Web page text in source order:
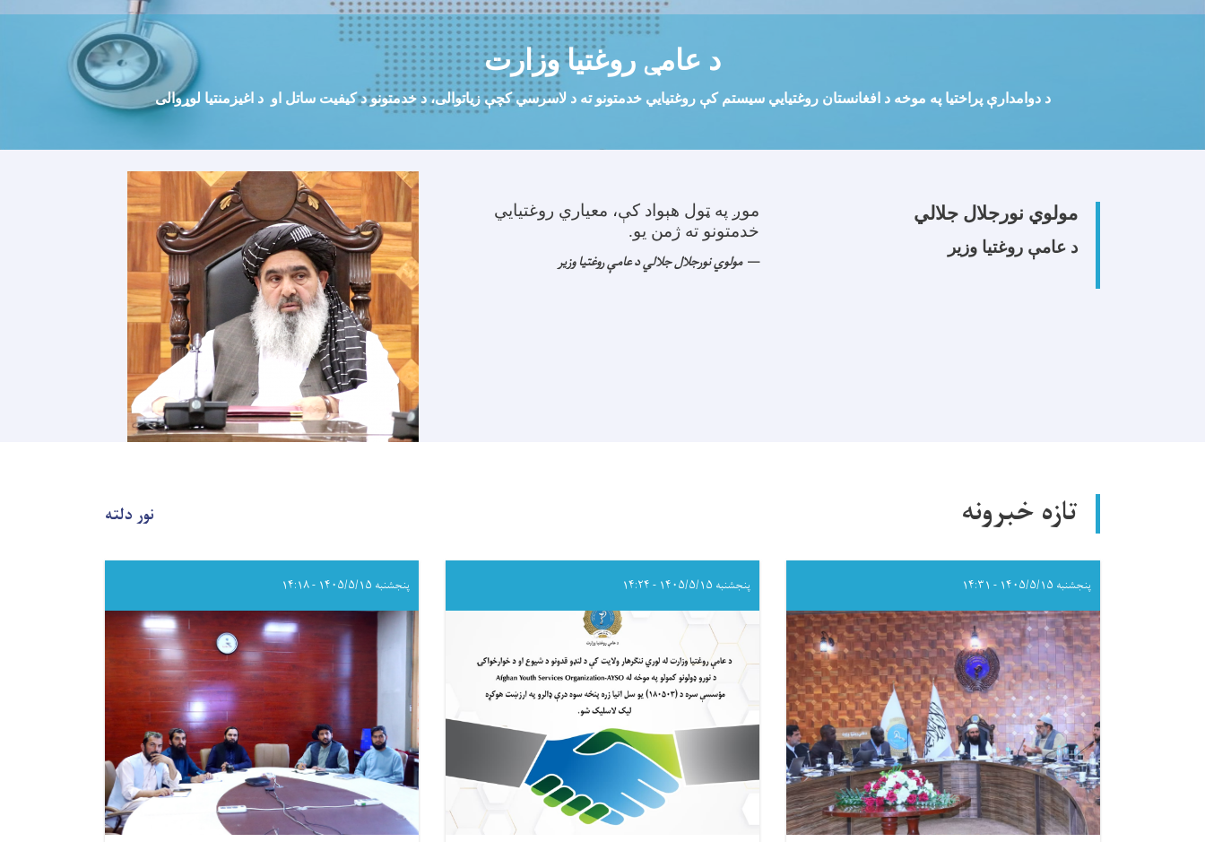
د عامې روغتیا وزارت
د دوامدارې پراختيا په موخه د افغانستان روغتيايي سیستم کې روغتيايي خدمتونو ته د لاسرسي کچې زياتوالی، د خدمتونو د کیفیت ساتل او د اغیزمنتیا لوړوالی
مولوي نورجلال جلالي
د عامې روغتیا وزیر
موږ په ټول هېواد کې، معیاري روغتیایي
خدمتونو ته ژمن یو.
مولوي نورجلال جلالي د عامې روغتیا وزیر
تازه خبرونه نور دلته
پنجشنبه ۱۴۰۵/۵/۱۵ - ۱۴:۳۱ پنجشنبه ۱۴۰۵/۵/۱۵ - ۱۴:۲۴ پنجشنبه ۱۴۰۵/۵/۱۵ - ۱۴:۱۸